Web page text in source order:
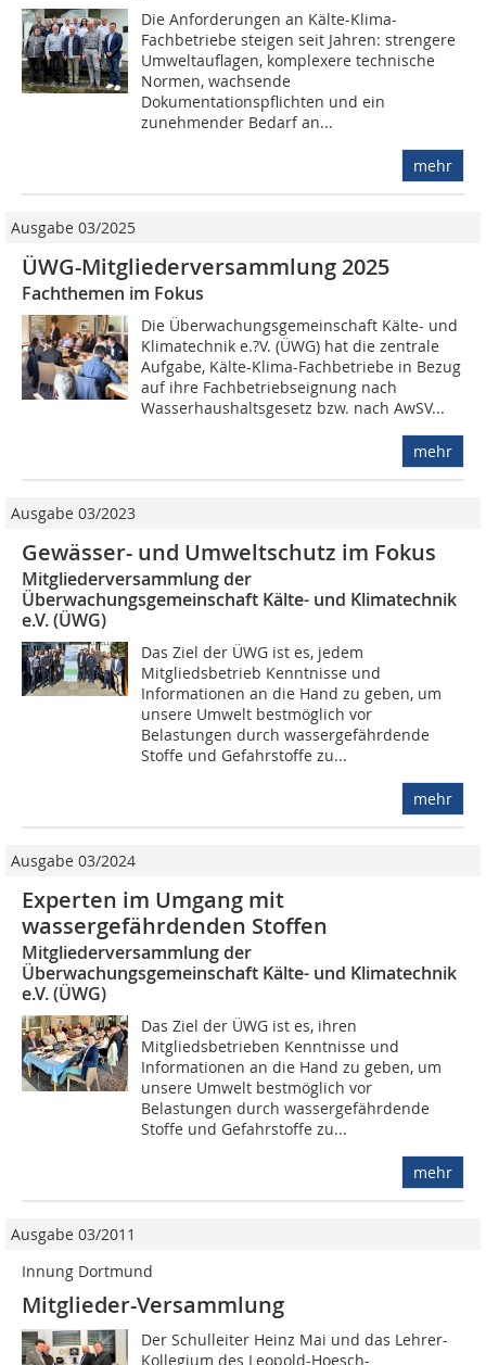
Die Anforderungen an Kälte-Klima-
Fachbetriebe steigen seit Jahren: strengere
Umweltauflagen, komplexere technische
Normen, wachsende
Dokumentationspflichten und ein
zunehmender Bedarf an...
mehr
Ausgabe 03/2025
ÜWG-Mitgliederversammlung 2025
Fachthemen im Fokus
Die Überwachungsgemeinschaft Kälte- und
Klimatechnik e.?V. (ÜWG) hat die zentrale
Aufgabe, Kälte-Klima-Fachbetriebe in Bezug
auf ihre Fachbetriebseignung nach
Wasserhaushaltsgesetz bzw. nach AwSV...
mehr
Ausgabe 03/2023
Gewässer- und Umweltschutz im Fokus
Mitgliederversammlung der
Überwachungsgemeinschaft Kälte- und Klimatechnik
e.V. (ÜWG)
Das Ziel der ÜWG ist es, jedem
Mitgliedsbetrieb Kenntnisse und
Informationen an die Hand zu geben, um
unsere Umwelt bestmöglich vor
Belastungen durch wassergefährdende
Stoffe und Gefahrstoffe zu...
mehr
Ausgabe 03/2024
Experten im Umgang mit
wassergefährdenden Stoffen
Mitgliederversammlung der
Überwachungsgemeinschaft Kälte- und Klimatechnik
e.V. (ÜWG)
Das Ziel der ÜWG ist es, ihren
Mitgliedsbetrieben Kenntnisse und
Informationen an die Hand zu geben, um
unsere Umwelt bestmöglich vor
Belastungen durch wassergefährdende
Stoffe und Gefahrstoffe zu...
mehr
Ausgabe 03/2011
Innung Dortmund
Mitglieder-Versammlung
Der Schulleiter Heinz Mai und das Lehrer-
Kollegium des Leopold-Hoesch-